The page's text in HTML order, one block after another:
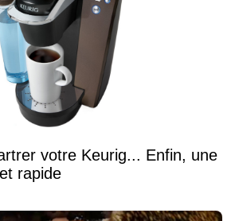
votre Keurig... Enfin, une
rapide